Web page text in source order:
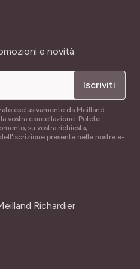
a maggio.
e novità
Iscriviti
esclusivamente da Meilland
vostra cancellazione. Potete
su vostra richiesta,
presente nelle nostre e-
Richardier